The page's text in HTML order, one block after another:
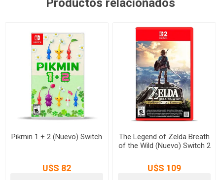
Productos relacionados
Pikmin 1 + 2 (Nuevo) Switch
U$S 82
The Legend of Zelda Breath
of the Wild (Nuevo) Switch 2
U$S 109